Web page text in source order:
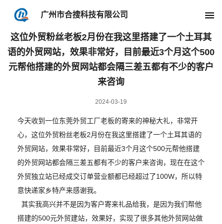
广州市合搜科技有限公司
当前位置: 主页 » 外贸心得»
这位外贸粉丝老板2月份在我这里搭建了一个土耳其
语的外贸网站，效果非常好，目前最近3个月这个500
元帮他搭建的外贸网站都会隔三差五都有不少的客户
来咨询
2024-03-19
今天收到一位东莞外贸工厂老板的寄来的神秘大礼，非常开
心，这位外贸粉丝老板2月份在我这里搭建了一个土耳其语的
外贸网站，效果非常好，目前最近3个月这个500元帮他搭建
的外贸网站都会隔三差五都有不少的客户来咨询，现在在这个
外贸独立站已经成交订单营业额都已经超过了100W，所以特
意快递家乡特产来感谢我。
其实我高兴并不是因为客户寄来礼品给我，是因为我们帮他
搭建的500元外贸建站，效果好，实现了很多其他外贸网站做